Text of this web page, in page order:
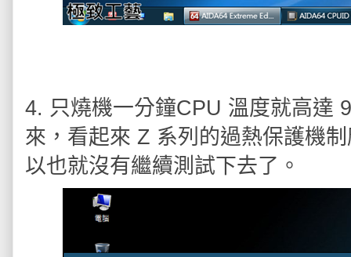
4. 只燒機一分鐘CPU 溫度就高達
來，看起來 Z 系列的過熱保護機
以也就沒有繼續測試下去了。